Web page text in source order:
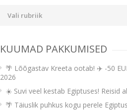
KUUMAD PAKKUMISED
🌴 Lõõgastav Kreeta ootab! ✈️ -50
2026
☀️ Suvi veel kestab Egiptuses! Reisid
🌴 Täiuslik puhkus kogu perele